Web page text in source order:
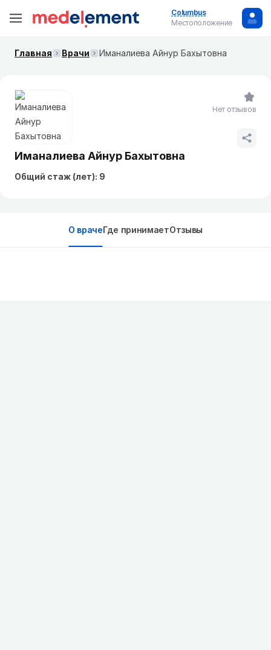
Columbus
Местоположение
Главная Врачи Иманалиева Айнур Бахытовна
Иманалиева Айнур Бахытовна
Общий стаж (лет): 9
Нет отзывов
О врачеГде принимаетОтзывы